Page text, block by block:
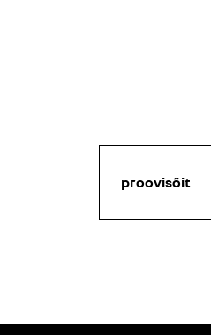
proovisõit